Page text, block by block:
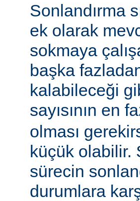
Sonlandırma
ek olarak
sokmaya
başka
kalabileceği
sayısının en
olması
küçük olabilir.
sürecin
durumlara